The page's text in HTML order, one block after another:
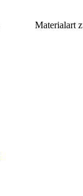
Materialart